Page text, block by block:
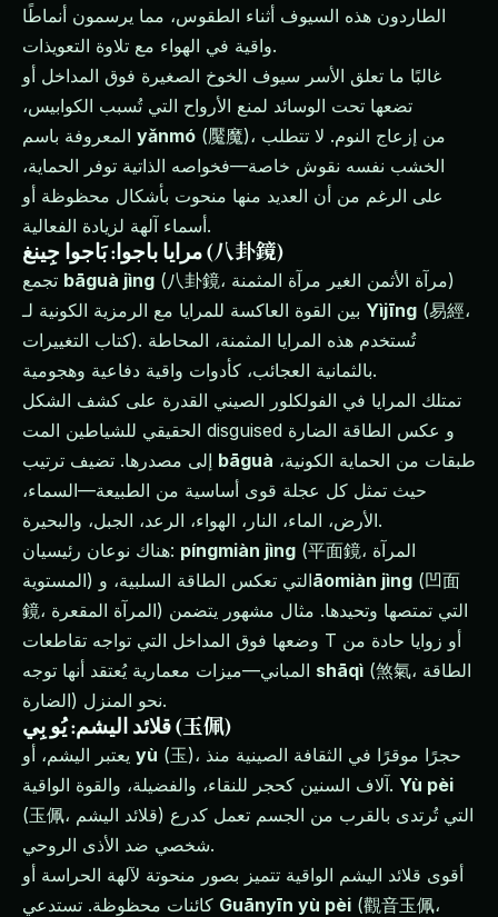
الطاردون هذه السيوف أثناء الطقوس، مما يرسمون أنماطًا
واقية في الهواء مع تلاوة التعويذات.
غالبًا ما تعلق الأسر سيوف الخوخ الصغيرة فوق المداخل أو
تضعها تحت الوسائد لمنع الأرواح التي تُسبب الكوابيس،
yǎnmó (魘魔)، من إزعاج النوم. لا تتطلب
الخشب نفسه نقوش خاصة—فخواصه الذاتية توفر الحماية،
على الرغم من أن العديد منها منحوت بأشكال محظوظة أو
أسماء آلهة لزيادة الفعالية.
مرايا باجوا: بَاجوا جِينغ (八卦鏡)
bāguà jìng (八卦鏡، مرآة الأثمن الغير مرآة المثمنة)
Yìjīng (易經،
كتاب التغييرات). تُستخدم هذه المرايا المثمنة، المحاطة
بالثمانية العجائب، كأدوات واقية دفاعية وهجومية.
تمتلك المرايا في الفولكلور الصيني القدرة على كشف الشكل
الحقيقي للشياطين المت disguised و عكس الطاقة الضارة
bāguà
حيث تمثل كل عجلة قوى أساسية من الطبيعة—السماء،
الأرض، الماء، النار، الهواء، الرعد، الجبل، والبحيرة.
هناك نوعان رئيسيان: píngmiàn jìng (平面鏡، المرآة
المستوية) التي تعكس الطاقة السلبية، وāomiàn jìng (凹面
鏡، المرآة المقعرة) التي تمتصها وتحيدها. مثال مشهور يتضمن
وضعها فوق المداخل التي تواجه تقاطعات T أو زوايا حادة من
shāqì (煞氣، الطاقة
الضارة) نحو المنزل.
قلائد اليشم: يُو بِي (玉佩)
yù (玉)، حجرًا موقرًا في الثقافة الصينية منذ
آلاف السنين كحجر للنقاء، والفضيلة، والقوة الواقية. Yù pèi
(玉佩، قلائد اليشم) التي تُرتدى بالقرب من الجسم تعمل كدرع
شخصي ضد الأذى الروحي.
أقوى قلائد اليشم الواقية تتميز بصور منحوتة لآلهة الحراسة أو
Guānyīn yù pèi (觀音玉佩،